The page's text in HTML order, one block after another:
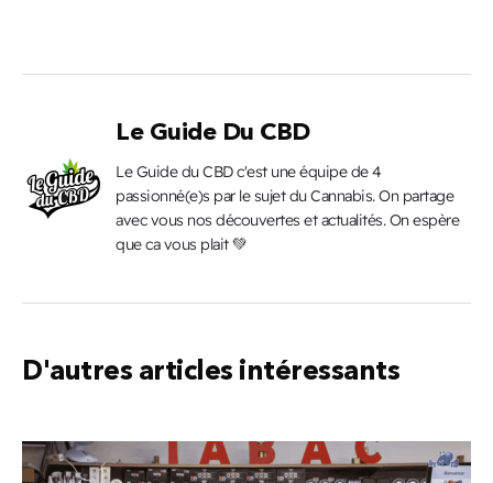
Le Guide Du CBD
Le Guide du CBD c'est une équipe de 4
passionné(e)s par le sujet du Cannabis. On partage
avec vous nos découvertes et actualités. On espère
que ca vous plait 💚
D'autres articles intéressants